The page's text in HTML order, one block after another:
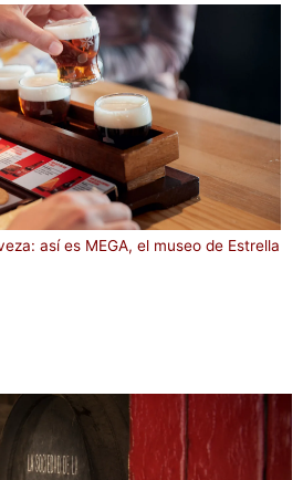
así es MEGA, el museo de Estrella